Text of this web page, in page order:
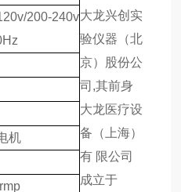
200-240v
机
大龙兴创实
验仪器（北
京）股份公
司,其前身
大龙医疗设
备（上海）
有 限公司
成立于